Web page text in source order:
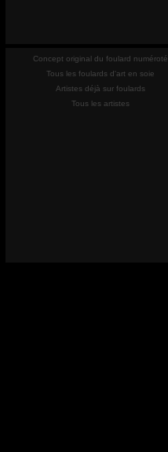
Concept original du foulard numéroté
Tous les foulards d'art en soie
Artistes déjà sur foulards
Tous les artistes